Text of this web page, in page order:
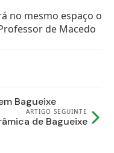
no mesmo espaço o
de Macedo
Bagueixe
ARTIGO SEGUINTE
de Bagueixe